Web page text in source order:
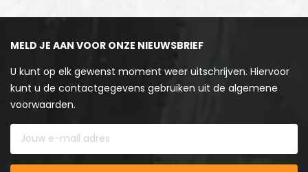
MELD JE AAN VOOR ONZE NIEUWSBRIEF
U kunt op elk gewenst moment weer uitschrijven. Hiervoor
kunt u de contactgegevens gebruiken uit de algemene
voorwaarden.